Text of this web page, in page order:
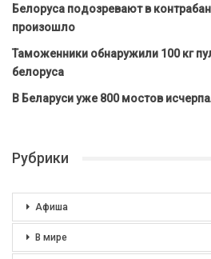
Белоруса подозревают в
произошло
Таможенники обнаружили 100 кг
белоруса
В Беларуси уже 800 мостов
Рубрики
Афиша
В мире